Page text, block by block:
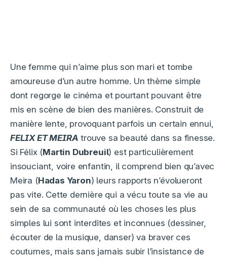
Une femme qui n’aime plus son mari et tombe
amoureuse d’un autre homme. Un thème simple
dont regorge le cinéma et pourtant pouvant être
mis en scène de bien des manières. Construit de
manière lente, provoquant parfois un certain ennui,
FELIX ET MEIRA trouve sa beauté dans sa finesse.
Si Félix (Martin Dubreuil) est particulièrement
insouciant, voire enfantin, il comprend bien qu’avec
Meira (Hadas Yaron) leurs rapports n’évolueront
pas vite. Cette dernière qui a vécu toute sa vie au
sein de sa communauté où les choses les plus
simples lui sont interdites et inconnues (dessiner,
écouter de la musique, danser) va braver ces
coutumes, mais sans jamais subir l’insistance de